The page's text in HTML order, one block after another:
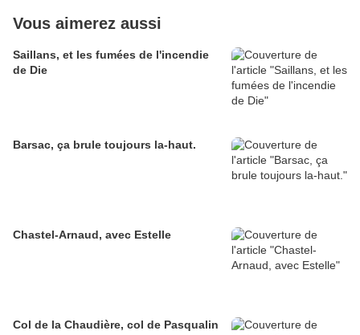
Vous aimerez aussi
Saillans, et les fumées de l'incendie
de Die
Barsac, ça brule toujours la-haut.
Chastel-Arnaud, avec Estelle
Col de la Chaudière, col de Pasqualin